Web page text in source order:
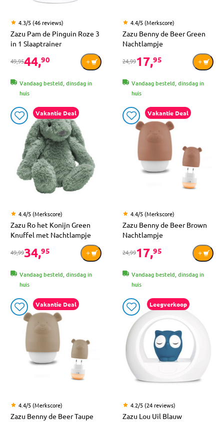
4.3/5 (46 reviews)
Zazu Pam de Pinguin Roze 3
in 1 Slaaptrainer
49,9544,90
Vandaag besteld, dinsdag in
huis
4.4/5 (Merkscore)
Zazu Benny de Beer Green
Nachtlampje
24,9917,95
Vandaag besteld, dinsdag in
huis
Vakantie Deal
4.4/5 (Merkscore)
Zazu Ro het Konijn Green
Knuffel met Nachtlampje
49,9934,95
Vandaag besteld, dinsdag in
huis
Vakantie Deal
4.4/5 (Merkscore)
Zazu Benny de Beer Brown
Nachtlampje
24,9917,95
Vandaag besteld, dinsdag in
huis
Vakantie Deal
4.4/5 (Merkscore)
Zazu Benny de Beer Taupe
Leegverkoop
4.2/5 (24 reviews)
Zazu Lou Uil Blauw